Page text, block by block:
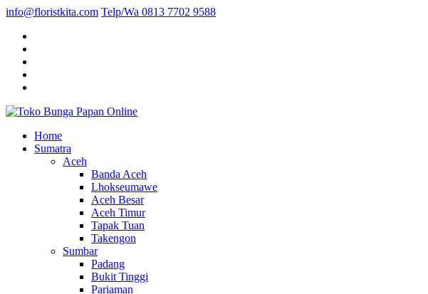
info@floristkita.com Telp/Wa 0813 7702 9588
Toko Bunga Papan Online
Karangan Bunga Kirim Langsung – Cepat di Medan
Home
Sumatra
Aceh
Banda Aceh
Lhokseumawe
Aceh Besar
Aceh Timur
Tapak Tuan
Takengon
Sumbar
Padang
Bukit Tinggi
Pariaman